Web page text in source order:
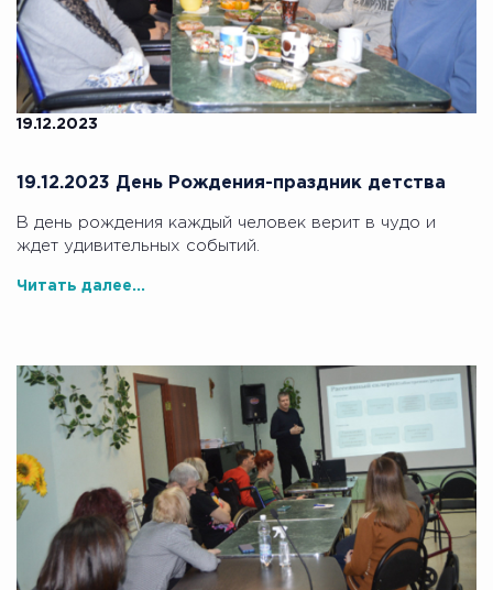
19.12.2023
19.12.2023 День Рождения-праздник детства
В день рождения каждый человек верит в чудо и
ждет удивительных событий.
Читать далее...